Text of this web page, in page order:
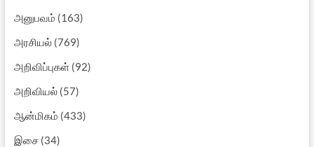
அனுபவம் (163)
அரசியல்(769)
அறிவிப்புகள்(92)
அறிவியல்(57)
ஆன்மிகம் (433)
இசை(34)